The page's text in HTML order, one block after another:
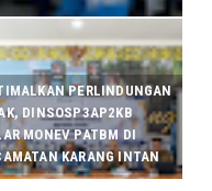
PERLINDUNGAN
DINSOSP3AP2KB
MONEV PATBM DI
KARANG INTAN